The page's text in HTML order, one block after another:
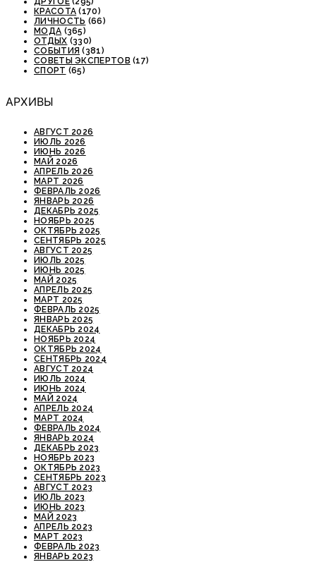
КРАСОТА (170)
ЛИЧНОСТЬ (66)
МОДА (365)
ОТДЫХ (330)
СОБЫТИЯ (381)
СОВЕТЫ ЭКСПЕРТОВ (17)
СПОРТ (65)
АРХИВЫ
АВГУСТ 2026
ИЮЛЬ 2026
ИЮНЬ 2026
МАЙ 2026
АПРЕЛЬ 2026
МАРТ 2026
ФЕВРАЛЬ 2026
ЯНВАРЬ 2026
ДЕКАБРЬ 2025
НОЯБРЬ 2025
ОКТЯБРЬ 2025
СЕНТЯБРЬ 2025
АВГУСТ 2025
ИЮЛЬ 2025
ИЮНЬ 2025
МАЙ 2025
АПРЕЛЬ 2025
МАРТ 2025
ФЕВРАЛЬ 2025
ЯНВАРЬ 2025
ДЕКАБРЬ 2024
НОЯБРЬ 2024
ОКТЯБРЬ 2024
СЕНТЯБРЬ 2024
АВГУСТ 2024
ИЮЛЬ 2024
ИЮНЬ 2024
МАЙ 2024
АПРЕЛЬ 2024
МАРТ 2024
ФЕВРАЛЬ 2024
ЯНВАРЬ 2024
ДЕКАБРЬ 2023
НОЯБРЬ 2023
ОКТЯБРЬ 2023
СЕНТЯБРЬ 2023
АВГУСТ 2023
ИЮЛЬ 2023
ИЮНЬ 2023
МАЙ 2023
АПРЕЛЬ 2023
МАРТ 2023
ФЕВРАЛЬ 2023
ЯНВАРЬ 2023